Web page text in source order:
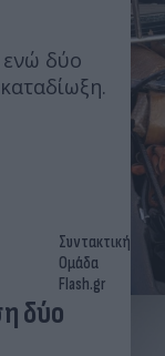
ενώ δύο
Συντακτική
Ομάδα
Flash.gr
δύο